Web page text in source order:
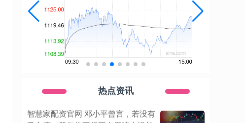
热点资讯
智慧家配资官网 邓小平曾言，若没有